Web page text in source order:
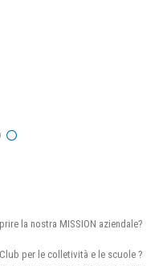
la nostra MISSION aziendale?
per le colletività e le scuole ?